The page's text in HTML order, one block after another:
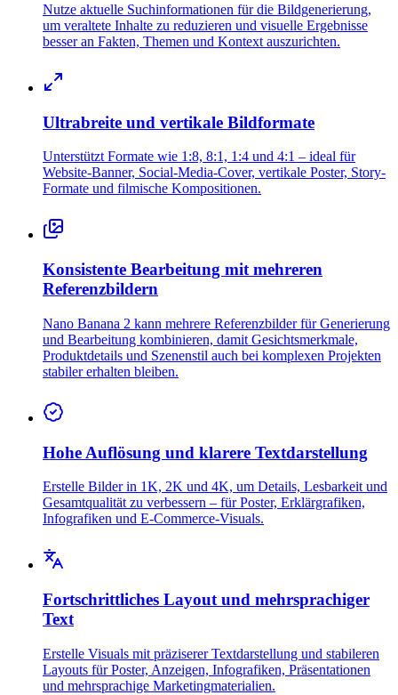
Nutze aktuelle Suchinformationen für die Bildgenerierung,
um veraltete Inhalte zu reduzieren und visuelle Ergebnisse
besser an Fakten, Themen und Kontext auszurichten.
Ultrabreite und vertikale Bildformate
Unterstützt Formate wie 1:8, 8:1, 1:4 und 4:1 – ideal für
Website-Banner, Social-Media-Cover, vertikale Poster, Story-
Formate und filmische Kompositionen.
Konsistente Bearbeitung mit mehreren
Referenzbildern
Nano Banana 2 kann mehrere Referenzbilder für Generierung
und Bearbeitung kombinieren, damit Gesichtsmerkmale,
Produktdetails und Szenenstil auch bei komplexen Projekten
stabiler erhalten bleiben.
Hohe Auflösung und klarere Textdarstellung
Erstelle Bilder in 1K, 2K und 4K, um Details, Lesbarkeit und
Gesamtqualität zu verbessern – für Poster, Erklärgrafiken,
Infografiken und E-Commerce-Visuals.
Fortschrittliches Layout und mehrsprachiger
Text
Erstelle Visuals mit präziserer Textdarstellung und stabileren
Layouts für Poster, Anzeigen, Infografiken, Präsentationen
und mehrsprachige Marketingmaterialien.